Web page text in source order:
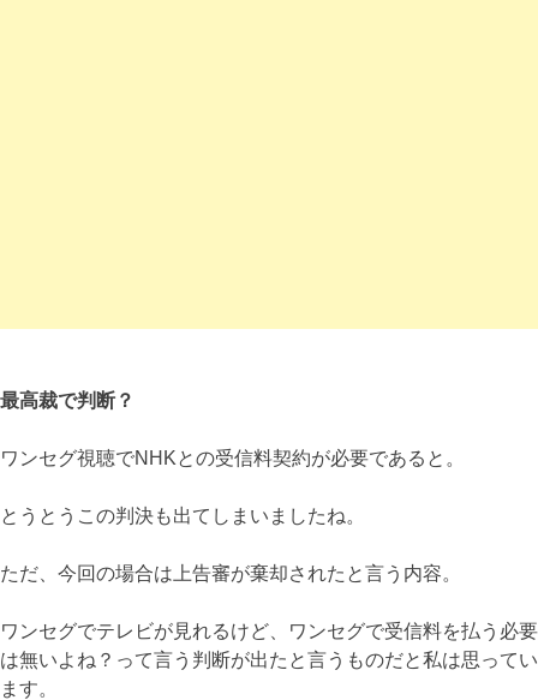
最高裁で判断？
ワンセグ視聴でNHKとの受信料契約が必要であると。
とうとうこの判決も出てしまいましたね。
ただ、今回の場合は上告審が棄却されたと言う内容。
ワンセグでテレビが見れるけど、ワンセグで受信料を払う必要
は無いよね？って言う判断が出たと言うものだと私は思ってい
ます。